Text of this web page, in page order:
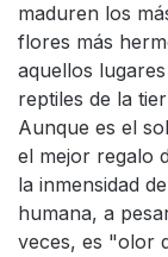
maduren los
flores más
aquellos
reptiles de la
Aunque es el
el mejor regalo
la inmensidad
humana, a
veces, es "olor